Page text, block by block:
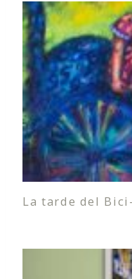
La tarde del